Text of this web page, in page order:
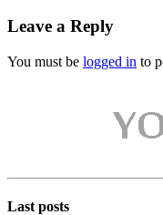
Leave a Reply
You must be logged in to
Last posts